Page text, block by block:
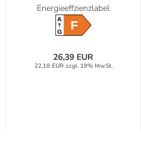
Energieeffzienzlabel
A
GF
26,39 EUR
22,18 EUR zzgl. 19% MwSt.